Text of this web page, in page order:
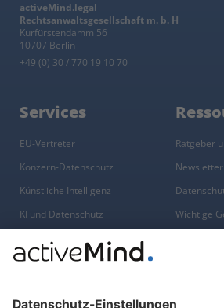
activeMind.legal
Rechtsanwaltsgesellschaft m. b. H
Kurfürstendamm 56
10707 Berlin
+49 (0) 30 / 770 19 10 70
Services
EU-Vertreter
Konzern-Datenschutz
Künstliche Intelligenz
KI und Datenschutz
Whistleblowing-Ombudsperson
Ratgeber
Newsletter
Wichtige